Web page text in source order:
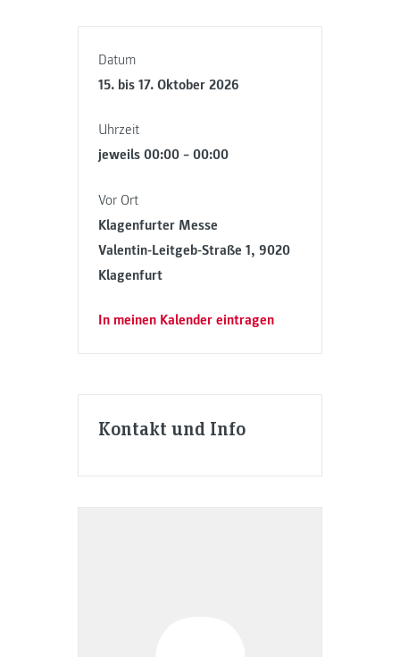
Datum
15. bis 17. Oktober 2026
Uhrzeit
jeweils 00:00 – 00:00
Vor Ort
Klagenfurter Messe
Valentin-Leitgeb-Straße 1, 9020
Klagenfurt
In meinen Kalender eintragen
Kontakt und Info